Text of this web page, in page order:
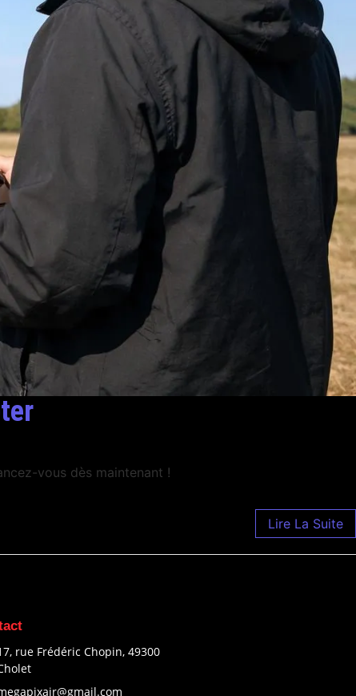
vous dès maintenant !
Lire La Suite
rue Frédéric Chopin, 49300